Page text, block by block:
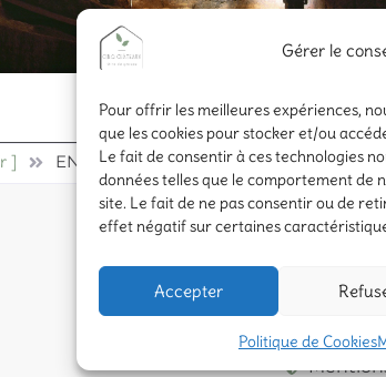
Gérer le
Pour offrir les meilleures expériences,
que les cookies pour stocker et/ou
Le fait de consentir à ces technologies
données telles que le comportement de
site. Le fait de ne pas consentir ou de
effet négatif sur certaines
Accepter
Politique de Cookies
] ENVIE DE Découvrir le Périgord